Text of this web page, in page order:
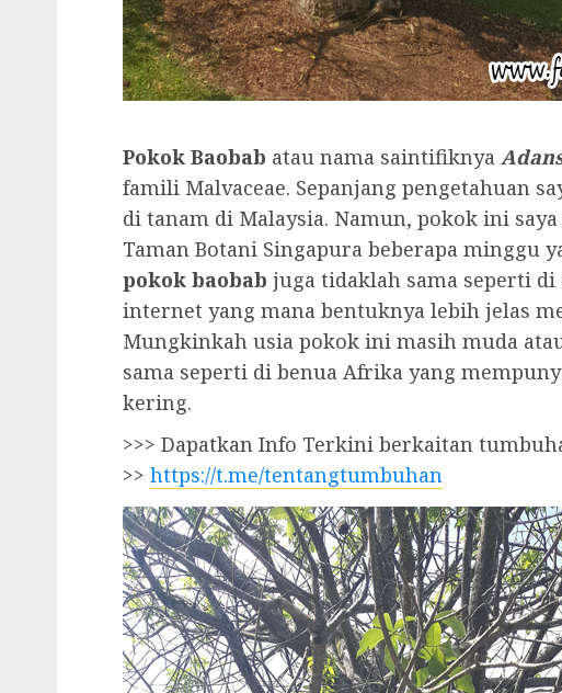
Pokok Baobab atau nama saintifiknya
famili Malvaceae. Sepanjang pengetahuan
di tanam di Malaysia. Namun, pokok ini
Taman Botani Singapura beberapa minggu
pokok baobab juga tidaklah sama seperti
internet yang mana bentuknya lebih jelas
Mungkinkah usia pokok ini masih muda
sama seperti di benua Afrika yang
kering.
>>> Dapatkan Info Terkini berkaitan
>> https://t.me/tentangtumbuhan